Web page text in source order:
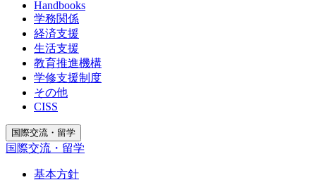
Handbooks
学務関係
経済支援
生活支援
教育推進機構
学修支援制度
その他
CISS
国際交流・留学
国際交流・留学
基本方針